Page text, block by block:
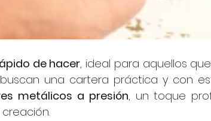
de hacer, ideal para aquellos
metálicos a presión, un toque